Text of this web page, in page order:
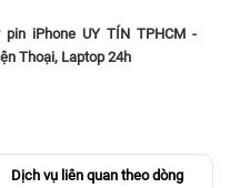
iPhone UY TÍN TPHCM -
Thoại, Laptop 24h
Dịch vụ liên quan theo dòng